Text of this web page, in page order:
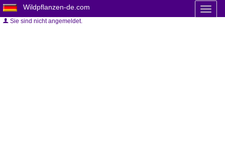
Wildpflanzen-de.com
Sie sind nicht angemeldet.